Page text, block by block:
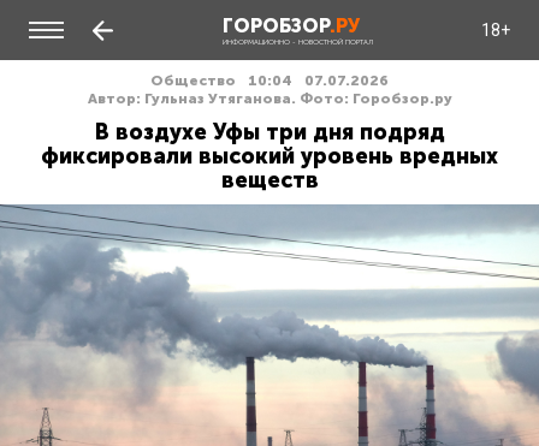
ГОРОБЗОР.РУ
ИНФОРМАЦИОННО - НОВОСТНОЙ ПОРТАЛ
18+
Общество 10:04
07.07.2026
Автор: Гульназ Утяганова. Фото: Горобзор.ру
В воздухе Уфы три дня подряд
фиксировали высокий уровень вредных
веществ